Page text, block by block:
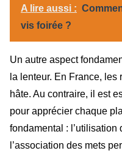
A lire aussi :
vis foirée ?
Un autre aspect
la lenteur. En France,
hâte. Au contraire, il est
pour apprécier chaque
fondamental : l’utilisation
l’association des mets